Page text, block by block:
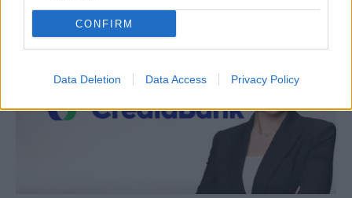
CONFIRM
Data Deletion Data Access Privacy Policy